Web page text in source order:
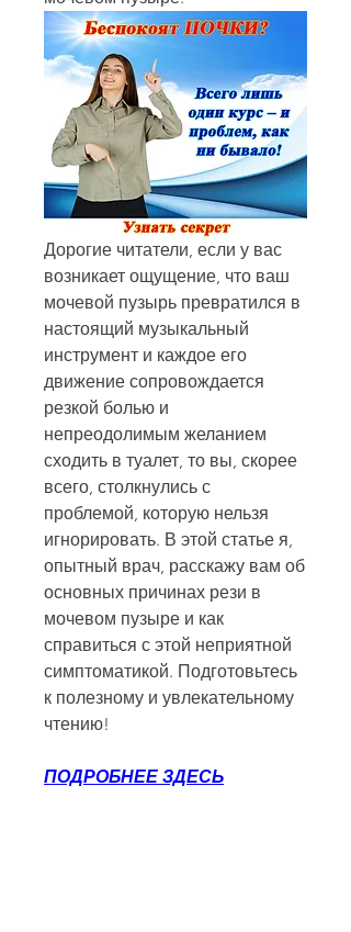
Дорогие читатели, если у вас
возникает ощущение, что ваш
мочевой пузырь превратился в
настоящий музыкальный
инструмент и каждое его
движение сопровождается
резкой болью и
непреодолимым желанием
сходить в туалет, то вы, скорее
всего, столкнулись с
проблемой, которую нельзя
игнорировать. В этой статье я,
опытный врач, расскажу вам об
основных причинах рези в
мочевом пузыре и как
справиться с этой неприятной
симптоматикой. Подготовьтесь
к полезному и увлекательному
чтению!
ПОДРОБНЕЕ ЗДЕСЬ